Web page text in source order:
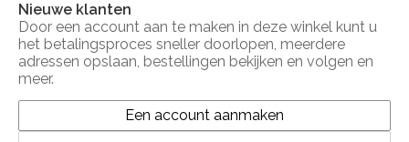
Nieuwe klanten
Door een account aan te maken in deze winkel kunt u
het betalingsproces sneller doorlopen, meerdere
adressen opslaan, bestellingen bekijken en volgen en
meer.
Een account aanmaken